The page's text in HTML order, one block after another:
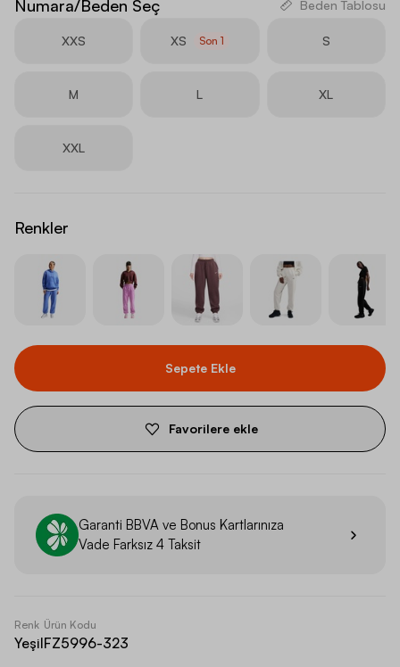
Numara/Beden Seç Beden Tablosu
XXS XS Son 1 S
M L XL
XXL
Renkler
Sepete Ekle
Favorilere ekle
Garanti BBVA ve Bonus Kartlarınıza
Vade Farksız 4 Taksit
Renk
Yeşil
Ürün Kodu
FZ5996-323